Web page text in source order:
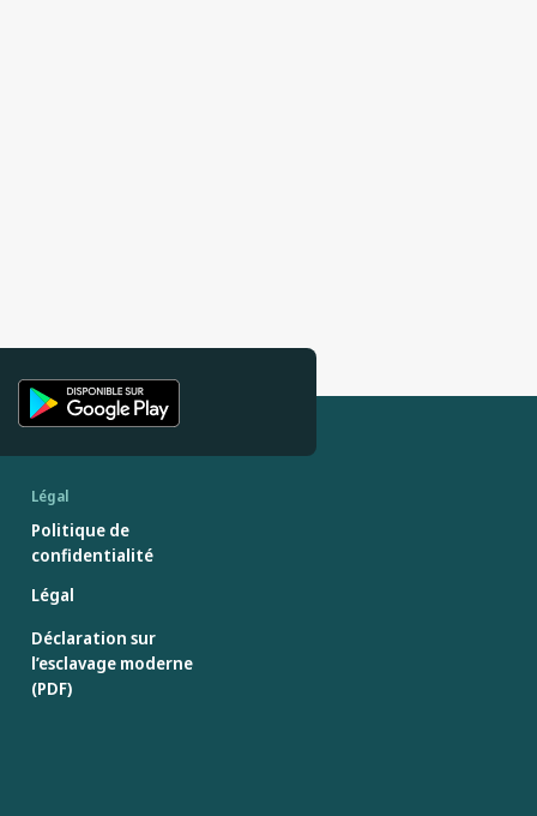
Légal
Politique de
confidentialité
Légal
Déclaration sur
l’esclavage moderne
(PDF)